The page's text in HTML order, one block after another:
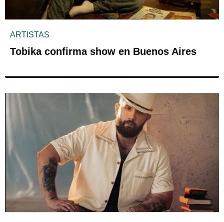
ARTISTAS
Tobika confirma show en Buenos Aires